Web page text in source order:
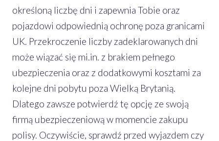
określoną liczbę dni i zapewnia Tobie oraz
pojazdowi odpowiednią ochronę poza granicami
UK. Przekroczenie liczby zadeklarowanych dni
może wiązać się mi.in. z brakiem pełnego
ubezpieczenia oraz z dodatkowymi kosztami za
kolejne dni pobytu poza Wielką Brytanią.
Dlatego zawsze potwierdź tę opcję ze swoją
firmą ubezpieczeniową w momencie zakupu
polisy. Oczywiście, sprawdź przed wyjazdem czy